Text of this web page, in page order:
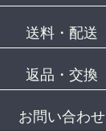
送料・配送
返品・交換
お問い合わせ